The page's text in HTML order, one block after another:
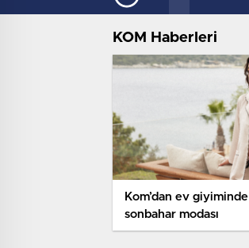
KOM Haberleri
Kom’dan ev giyiminde
sonbahar modası